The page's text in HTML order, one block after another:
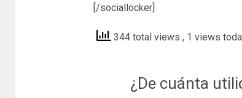
[/sociallocker]
344 total views , 1 views
¿De cuánta